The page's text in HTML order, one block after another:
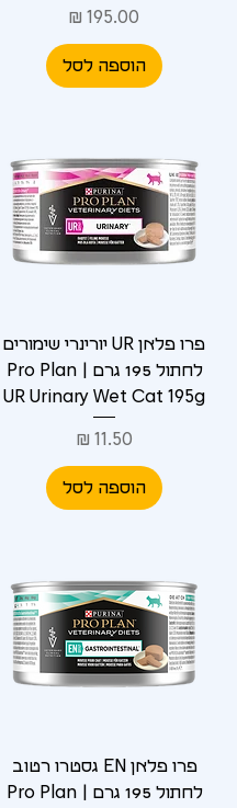
מחיר
הוספה לסל
פרו פלאן UR יורינרי שימורים
לחתול 195 גרם | Pro Plan
UR Urinary Wet Cat 195g
מחיר
הוספה לסל
פרו פלאן EN גסטרו רטוב
לחתול 195 גרם | Pro Plan